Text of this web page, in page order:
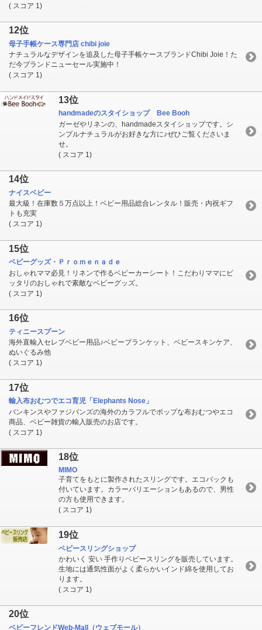
( スコア 1)
12位
母子手帳ケース専門店 chibi joie
ナチュラルなデザインを追及した母子手帳ケースブランドChibi Joie！た
だ今ブランドニューセール実施中！
( スコア 1)
13位
handmadeのスタイショップ Bee Booh
ガーゼやリネンの、handmadeスタイショップです。シ
ンプルナチュラルがお好きな方に♪ぜひご覧くださいま
せ。
( スコア 1)
14位
ナイスベビー
最大級！在庫数５万点以上！ベビー用品総合レンタル！販売・内祝ギフ
トも充実
( スコア 1)
15位
ベビーグッズ・Ｐｒｏｍｅｎａｄｅ
おしゃれママ必見！リネンで作るベビーカーシート！こだわりママにピ
ッタリのおしゃれで素敵なベビーグッズ。
( スコア 1)
16位
ティニースプーン
海外直輸入セレブベビー用品♪ベビーブランケット、ベビースキンケア、
ぬいぐるみ他
( スコア 1)
17位
輸入布おむつでエコ育児「Elephants Nose」
バンキンスやファジバンズの海外のカラフルでポップな布おむつやエコ
商品、ベビー雑貨の輸入販売のお店です。
( スコア 1)
18位
MIMO
子育てをもとに製作されたスリングです。エコバックも
付いています。カラーバリエーションもあるので、男性
の方も使用できます。
( スコア 1)
19位
ベビースリングショップ
かわいく 安い 手作りベビースリングを販売しています。
生地には通気性面がよく柔らかいインド綿を使用してお
ります。
( スコア 1)
20位
ベビーフレンドWeb-Mall（ウェブモール）